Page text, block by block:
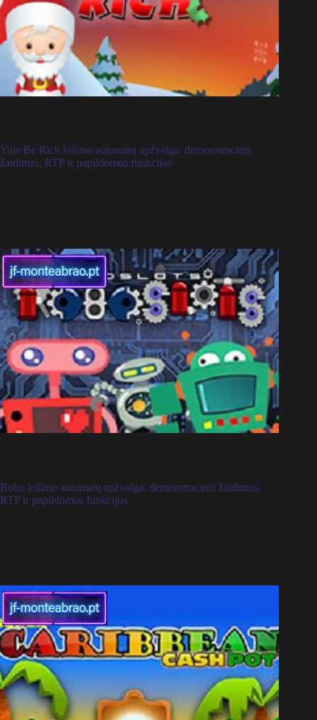
Yule Be Rich lošimo automatų apžvalga: demonstracinis
žaidimas, RTP ir papildomos funkcijos
Robo lošimo automatų apžvalga: demonstracinis žaidimas,
RTP ir papildomos funkcijos